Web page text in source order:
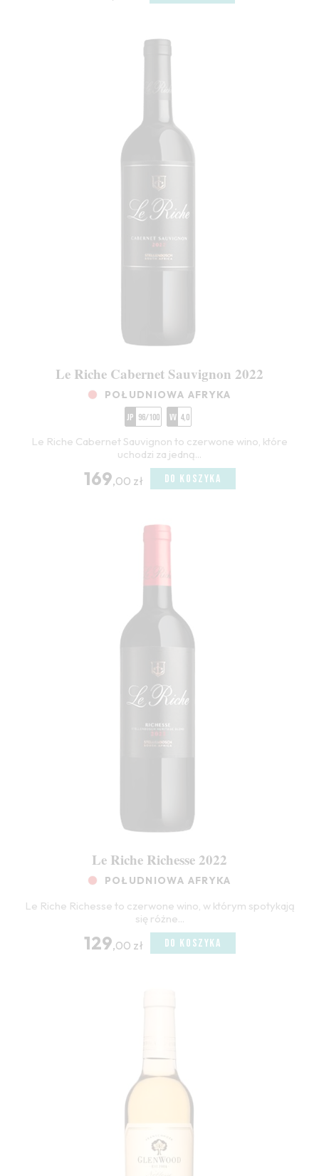
Le Riche Cabernet Sauvignon 2022
POŁUDNIOWA AFRYKA
JP 96/100 VV 4,0
Le Riche Cabernet Sauvignon to czerwone wino, które
uchodzi za jedną...
169,00 zł DO KOSZYKA
Le Riche Richesse 2022
POŁUDNIOWA AFRYKA
Le Riche Richesse to czerwone wino, w którym spotykają
się różne...
129,00 zł DO KOSZYKA